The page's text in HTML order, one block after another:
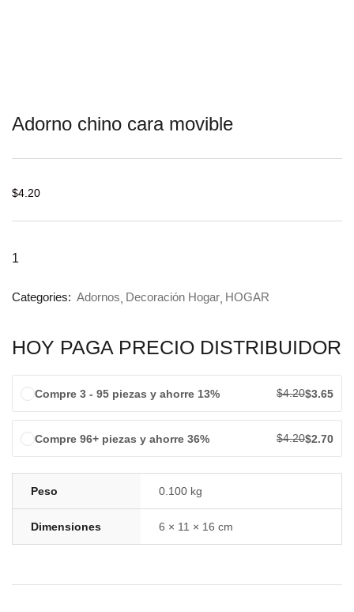
Adorno chino cara movible
$4.20
Categories: Adornos Decoración Hogar HOGAR
HOY PAGA PRECIO DISTRIBUIDOR
Compre 3 - 95 piezas y ahorre 13% $4.20$3.65
Compre 96+ piezas y ahorre 36% $4.20$2.70
Peso 0.100 kg
Dimensiones 6 × 11 × 16 cm